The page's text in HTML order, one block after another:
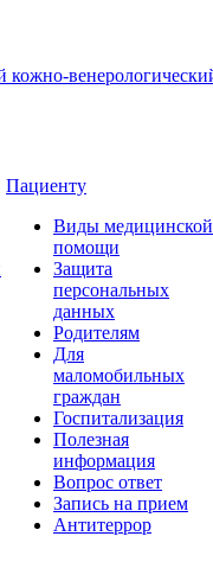
Пациенту
Виды медицинской
помощи
Защита
персональных
данных
Родителям
Для
маломобильных
граждан
Госпитализация
Полезная
информация
Вопрос ответ
Запись на прием
Антитеррор